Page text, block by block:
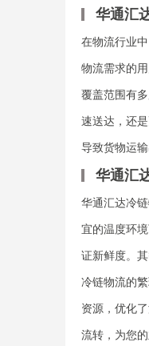
华通汇
在物流行业
物流需求的
覆盖范围有
速送达，还
导致货物运
华通汇
华通汇达冷
宜的温度环
证新鲜度。
冷链物流的
资源，优化
流转，为您